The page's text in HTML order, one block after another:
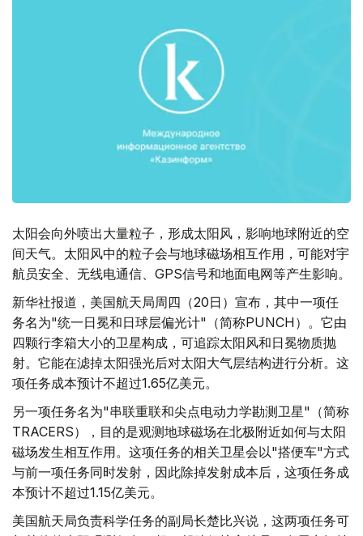
太阳会向外喷出大量粒子，形成太阳风，影响地球附近的空
间天气。太阳风中的粒子会与地球磁场相互作用，可能对宇
航员安全、无线电通信、GPS信号和地面电网等产生影响。
新华社报道，美国航天局周四（20日）宣布，其中一项任
务名为"统一日冕和日球层偏光计"（简称PUNCH）。它由
四颗行李箱大小的卫星构成，可追踪太阳风和日冕物质抛
射。它能在滤掉太阳强光后对太阳大气层结构进行分析。这
项任务成本预计不超过1.65亿美元。
另一项任务名为"串联重联和尖点电动力学勘测卫星"（简称
TRACERS），目的是观测地球磁场在北极附近如何与太阳
磁场发生相互作用。这项任务的相关卫星会以"搭便车"方式
与前一项任务同时发射，因此除掉发射成本后，这项任务成
本预计不超过1.15亿美元。
美国航天局负责科学任务的副局长楚比兴说，这两项任务可